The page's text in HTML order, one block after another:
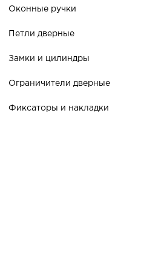
Оконные ручки
Петли дверные
Замки и цилиндры
Ограничители дверные
Фиксаторы и накладки